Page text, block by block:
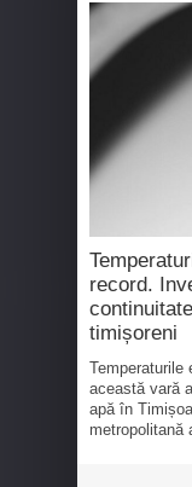
record.
timișoreni
Temperaturile
această vară
apă în
metropolitană